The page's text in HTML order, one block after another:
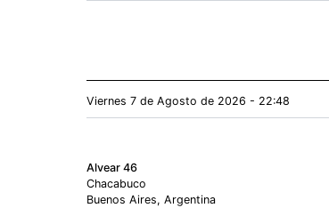
Viernes 7 de Agosto de 2026 - 22:48
Alvear 46
Chacabuco
Buenos Aires, Argentina